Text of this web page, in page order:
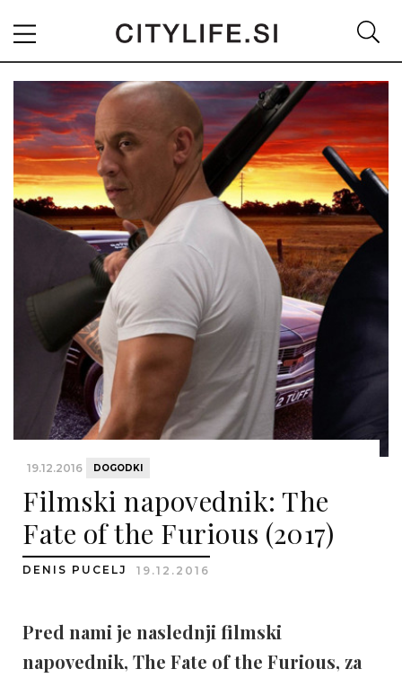
19.12.2016 DOGODKI
Filmski napovednik: The
Fate of the Furious (2017)
DENIS PUCELJ 19.12.2016
Pred nami je naslednji filmski
napovednik, The Fate of the Furious, za